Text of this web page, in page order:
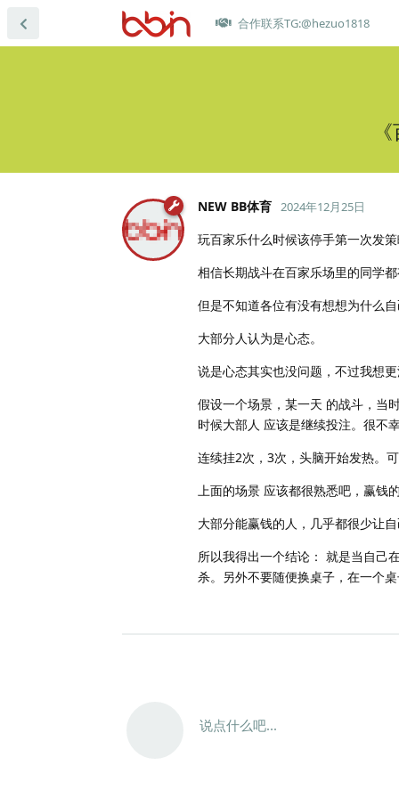
合作联系TG:@hezuo1818
NEW BB体育 2024年12月25日
玩百家乐什么时候该停手第一次发
相信长期战斗在百家乐场里的同学
但是不知道各位有没有想想为什么
大部分人认为是心态。
说是心态其实也没问题，不过我想
假设一个场景，某一天 的战斗，当
时候大部人 应该是继续投注。很不
连续挂2次，3次，头脑开始发热。
上面的场景 应该都很熟悉吧，赢钱
大部分能赢钱的人，几乎都很少让
所以我得出一个结论： 就是当自己
杀。另外不要随便换桌子，在一个
说点什么吧...